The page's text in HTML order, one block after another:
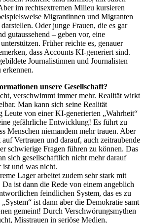
im rechtsextremen Milieu kursieren
Migrantinnen und Migranten
Oder junge Frauen, die es gar
gutaussehend – geben vor, eine
Früher reichte es, genauer
dass Accounts KI-generiert sind.
Journalistinnen und Journalisten
erkennen.
unsere Gesellschaft?
verschwimmt immer mehr. Realität wirkt
Man kann sich seine Realität
Leute von einer KI-generierten „Wahrheit“
gefährliche Entwicklung! Es führt zu
Menschen niemandem mehr trauen. Aber
Vertrauen und darauf, auch zeitraubende
schwierige Fragen führen zu können. Das
sich gesellschaftlich nicht mehr darauf
ist und was nicht.
Lager arbeitet zudem sehr stark mit
ist dann die Rede von einem angeblich
feindlichen System, das es zu
ist dann aber die Demokratie samt
gemeint! Durch Verschwörungsmythen
Misstrauen in seriöse Medien,